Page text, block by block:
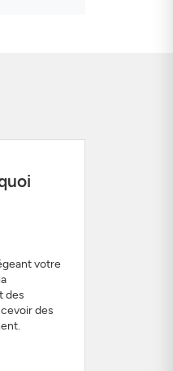
votre
des
des